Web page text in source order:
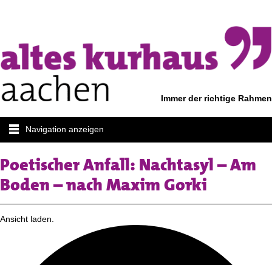
Immer der richtige Rahmen
Navigation anzeigen
Poetischer Anfall: Nachtasyl – Am
Boden – nach Maxim Gorki
Ansicht laden.